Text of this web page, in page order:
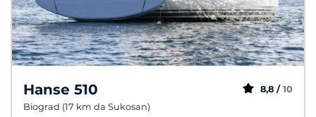
Hanse 510
Biograd (17 km da Sukosan)
8,8 / 10